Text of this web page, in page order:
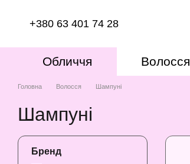
+380 63 401 74 28
Обличчя Волосся
Головна Волосся Шампуні
Шампуні
Бренд